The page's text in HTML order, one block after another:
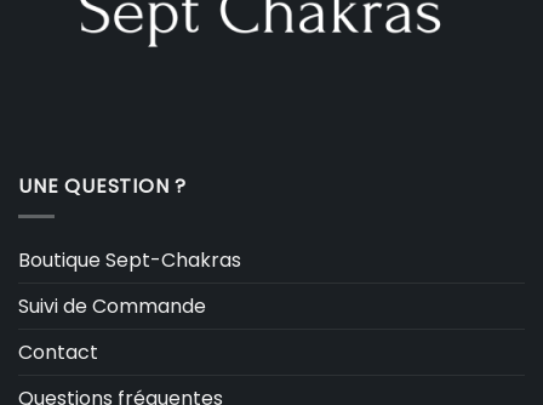
UNE QUESTION ?
Boutique Sept-Chakras
Suivi de Commande
Contact
Questions fréquentes